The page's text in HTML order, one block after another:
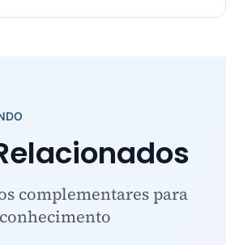
complementares para